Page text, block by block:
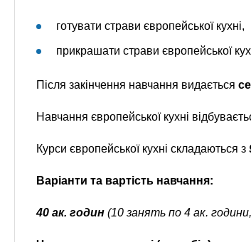
готувати страви європейської кухні,
прикрашати страви європейської
Після закінчення навчання видається
Навчання європейської кухні
Курси європейської кухні складаються з
Варіанти та вартість навчання:
40 ак. годин (10 занять по 4 ак.